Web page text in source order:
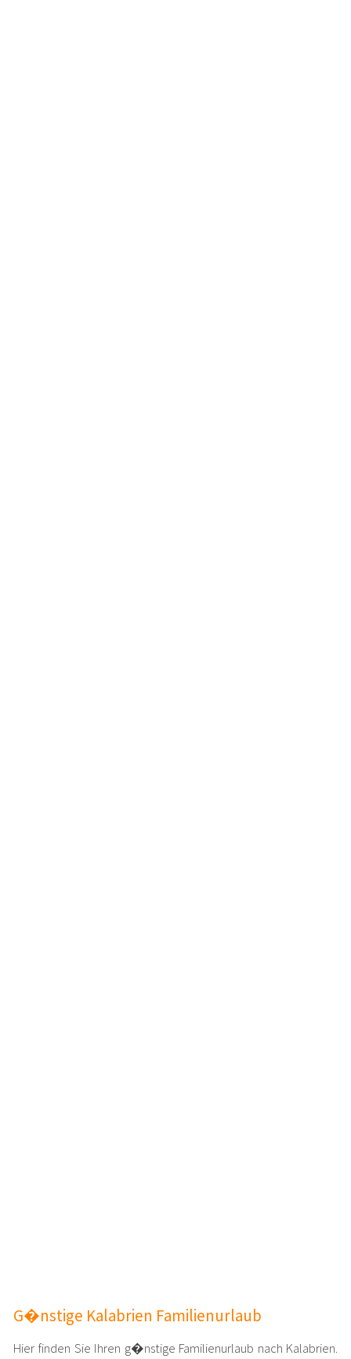
G�nstige Kalabrien Familienurlaub
Hier finden Sie Ihren g�nstige Familienurlaub nach Kalabrien.